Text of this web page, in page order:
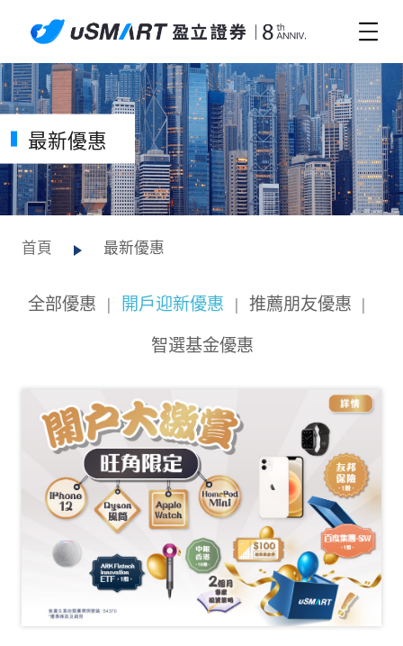
最新優惠
首頁 最新優惠
全部優惠 | 開戶迎新優惠 | 推薦朋友優惠 |
智選基金優惠